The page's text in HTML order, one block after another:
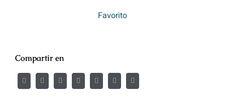
Favorito
Compartir en